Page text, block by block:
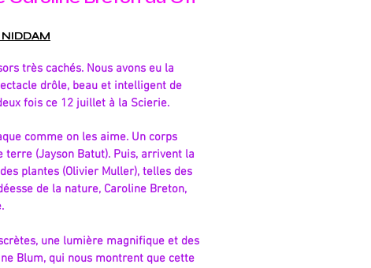
très cachés. Nous avons eu la
drôle, beau et intelligent de
fois ce 12 juillet à la Scierie.
comme on les aime. Un corps
(Jayson Batut). Puis, arrivent la
plantes (Olivier Muller), telles des
de la nature, Caroline Breton,
une lumière magnifique et des
Blum, qui nous montrent que cette